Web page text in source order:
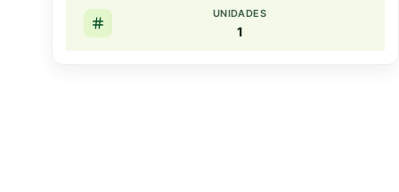
UNIDADES
1